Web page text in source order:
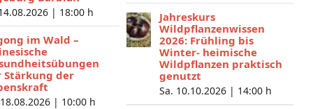
| 18:00 h
im Wald –
Stärkung der
| 10:00 h
Jahreskurs
Wildpflanzenwissen
2026: Frühling bis
Winter- heimische
Wildpflanzen praktisch
genutzt
Sa. 10.10.2026 | 14:00 h